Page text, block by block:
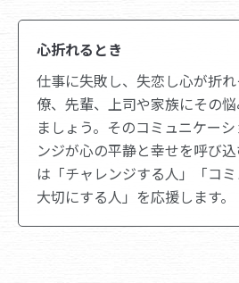
心折れるとき
仕事に失敗し、失恋し心が折
僚、先輩、上司や家族にその
ましょう。そのコミュニケー
ンジが心の平静と幸せを呼び
は「チャレンジする人」「コ
大切にする人」を応援します。